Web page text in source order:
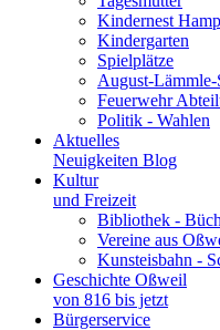
Kindernest
Kindergarten
Spielplätze
August-
Feuerwehr
Politik - Wahlen
Aktuelles
Neuigkeiten Blog
Kultur
und Freizeit
Bibliothek -
Vereine aus
Kunsteisbahn -
Geschichte Oßweil
von 816 bis jetzt
Bürgerservice